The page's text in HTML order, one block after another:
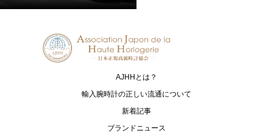
AJHHとは？
輸入腕時計の正しい流通について
新着記事
ブランドニュース